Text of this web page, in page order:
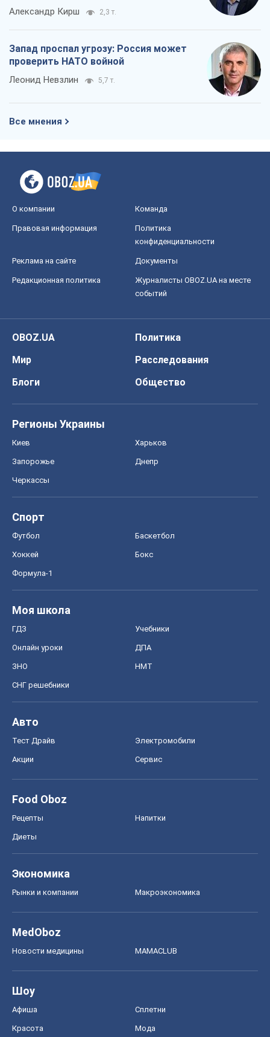
Александр Кирш 2,3 т.
Запад проспал угрозу: Россия может
проверить НАТО войной
Леонид Невзлин 5,7 т.
Все мнения
О компании Команда
Правовая информация
Политика
конфиденциальности
Реклама на сайте Документы
Редакционная политика
Журналисты OBOZ.UA на месте
событий
OBOZ.UA
Политика
Мир
Расследования
Блоги
Общество
Регионы Украины
Киев Харьков
Запорожье Днепр
Черкассы
Спорт
Футбол Баскетбол
Хоккей Бокс
Формула-1
Моя школа
ГДЗ Учебники
Онлайн уроки ДПА
ЗНО НМТ
СНГ решебники
Авто
Тест Драйв Электромобили
Акции Сервис
Food Oboz
Рецепты Напитки
Диеты
Экономика
Рынки и компании Mакроэкономика
MedOboz
Новости медицины MAMACLUB
Шоу
Афиша Сплетни
Красота Мода